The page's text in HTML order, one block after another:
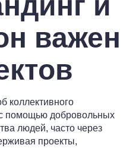
важен
коллективного
помощью добровольных
людей, часто через
проекты,